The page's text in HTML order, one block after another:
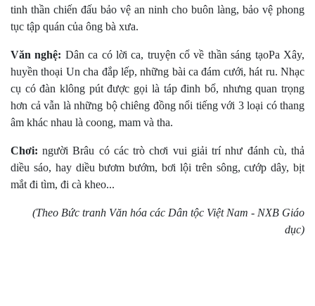
tinh thần chiến đấu bảo vệ an ninh cho buôn làng, bảo vệ phong
tục tập quán của ông bà xưa.
Văn nghệ: Dân ca có lời ca, truyện cổ về thần sáng tạoPa Xây,
huyền thoại Un cha đắp lếp, những bài ca đám cưới, hát ru. Nhạc
cụ có đàn klông pút được gọi là táp đinh bổ, nhưng quan trọng
hơn cả vẫn là những bộ chiêng đồng nổi tiếng với 3 loại có thang
âm khác nhau là coong, mam và tha.
Chơi: người Brâu có các trò chơi vui giải trí như đánh cù, thả
diều sáo, hay diều bươm bướm, bơi lội trên sông, cướp dây, bịt
mắt đi tìm, đi cà kheo...
(Theo Bức tranh Văn hóa các Dân tộc Việt Nam - NXB Giáo
dục)